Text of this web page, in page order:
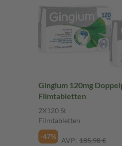
Gingium 120mg
Filmtabletten
2X120 St
Filmtabletten
-47%
AVP: 185,98 €